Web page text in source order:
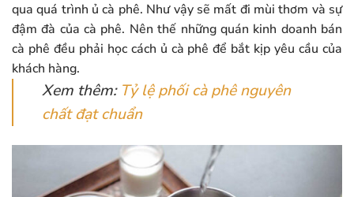
qua quá trình ủ cà phê. Như vậy sẽ mất đi mùi thơm và sự
đậm đà của cà phê. Nên thế những quán kinh doanh bán
cà phê đều phải học cách ủ cà phê để bắt kịp yêu cầu của
khách hàng.
Xem thêm: Tỷ lệ phối cà phê nguyên
chất đạt chuẩn